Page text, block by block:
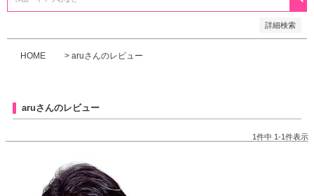
詳細検索
HOME aruさんのレビュー
aruさんのレビュー
1 件中 1 -1 件表示